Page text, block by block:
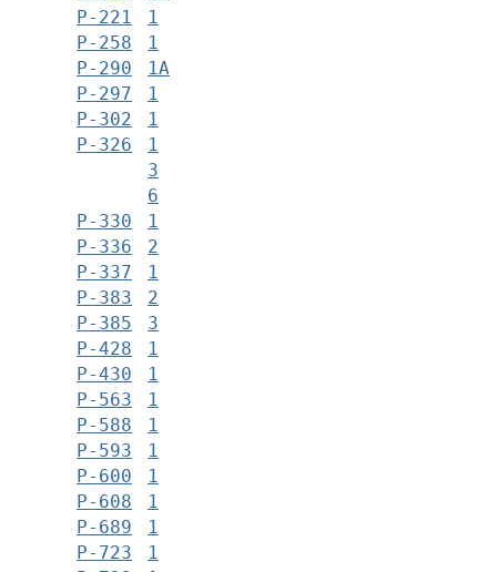
Р-221
1
Р-258
1
Р-290
1А
Р-297
1
Р-302
1
Р-326
1
3
6
Р-330
1
Р-336
2
Р-337
1
Р-383
2
Р-385
3
Р-428
1
Р-430
1
Р-563
1
Р-588
1
Р-593
1
Р-600
1
Р-608
1
Р-689
1
Р-723
1